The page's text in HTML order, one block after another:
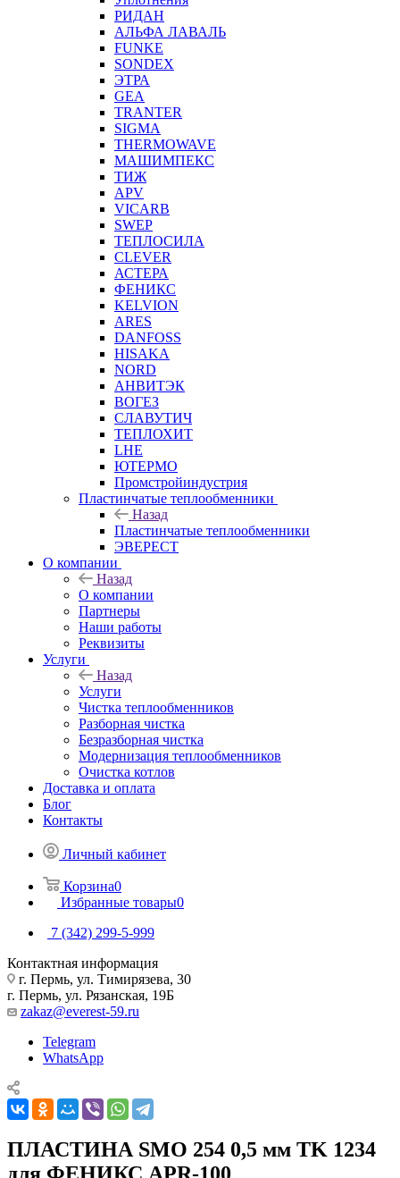
РИДАН
АЛЬФА ЛАВАЛЬ
FUNKE
SONDEX
ЭТРА
GEA
TRANTER
SIGMA
THERMOWAVE
МАШИМПЕКС
ТИЖ
APV
VICARB
SWEP
ТЕПЛОСИЛА
CLEVER
АСТЕРА
ФЕНИКС
KELVION
ARES
DANFOSS
HISAKA
NORD
АНВИТЭК
ВОГЕЗ
СЛАВУТИЧ
ТЕПЛОХИТ
LHE
ЮТЕРМО
Промстройиндустрия
Пластинчатые теплообменники
Назад
Пластинчатые теплообменники
ЭВЕРЕСТ
О компании
Назад
О компании
Партнеры
Наши работы
Реквизиты
Услуги
Назад
Услуги
Чистка теплообменников
Разборная чистка
Безразборная чистка
Модернизация теплообменников
Очистка котлов
Доставка и оплата
Блог
Контакты
Личный кабинет
Корзина0
Избранные товары0
7 (342) 299-5-999
Контактная информация
г. Пермь, ул. Тимирязева, 30
г. Пермь, ул. Рязанская, 19Б
zakaz@everest-59.ru
Telegram
WhatsApp
ПЛАСТИНА SMO 254 0,5 мм TK 1234